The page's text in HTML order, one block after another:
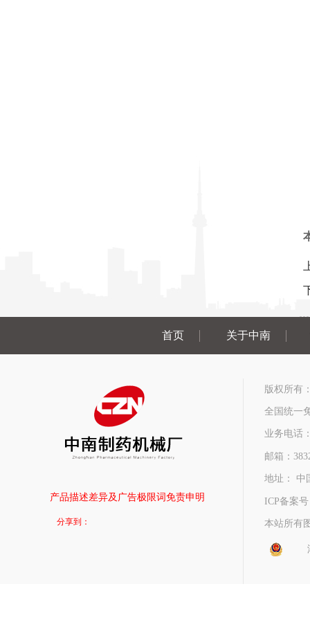
首页 关于中南
产品描述差异及广告极限词免责申明
分享到：
版权所有
全国统一
业务电话
邮箱：
地址： 中
ICP备案号
本站所有